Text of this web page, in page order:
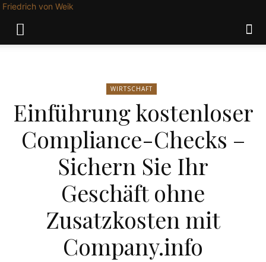
Friedrich von Weik
WIRTSCHAFT
Einführung kostenloser
Compliance-Checks –
Sichern Sie Ihr
Geschäft ohne
Zusatzkosten mit
Company.info